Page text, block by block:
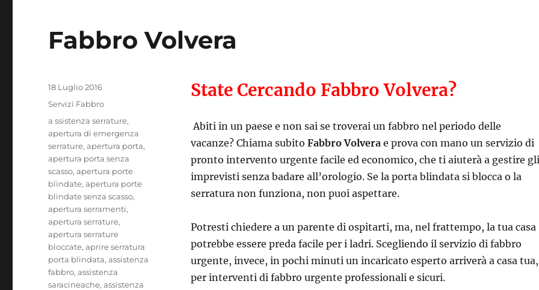
Fabbro Volvera
State Cercando Fabbro Volvera?
Abiti in un paese e non sai se troverai un fabbro nel periodo delle
vacanze? Chiama subito Fabbro Volvera e prova con mano un servizio di
pronto intervento urgente facile ed economico, che ti aiuterà a gestire gli
imprevisti senza badare all’orologio. Se la porta blindata si blocca o la
serratura non funziona, non puoi aspettare.
Potresti chiedere a un parente di ospitarti, ma, nel frattempo, la tua casa
potrebbe essere preda facile per i ladri. Scegliendo il servizio di fabbro
urgente, invece, in pochi minuti un incaricato esperto arriverà a casa tua,
per interventi di fabbro urgente professionali e sicuri.
Pubblicato
18 Luglio 2016
Categorie
Servizi Fabbro
Tag
a ssistenza serrature,
apertura di emergenza
serrature,apertura porta,
apertura porta senza
scasso,apertura porte
blindate,apertura porte
blindate senza scasso,
apertura serramenti,
apertura serrature,
apertura serrature
bloccate,aprire serratura
porta blindata,assistenza
fabbro,assistenza
saracineache,assistenza